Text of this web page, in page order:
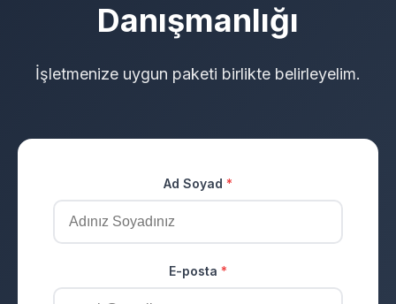
Danışmanlığı
İşletmenize uygun paketi birlikte belirleyelim.
Ad Soyad *
E-posta *